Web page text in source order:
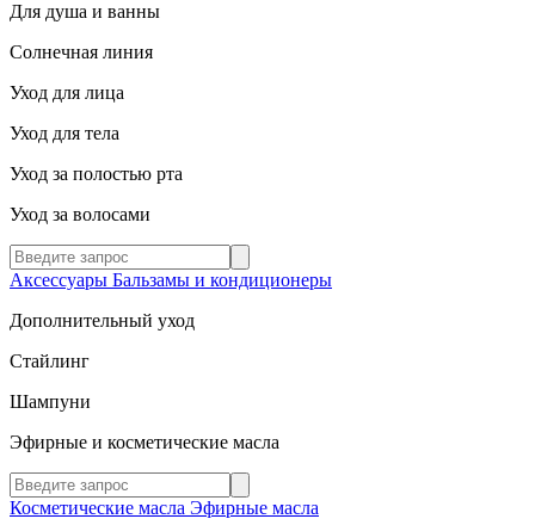
Для душа и ванны
Солнечная линия
Уход для лица
Уход для тела
Уход за полостью рта
Уход за волосами
Аксессуары Бальзамы и кондиционеры
Дополнительный уход
Стайлинг
Шампуни
Эфирные и косметические масла
Косметические масла Эфирные масла